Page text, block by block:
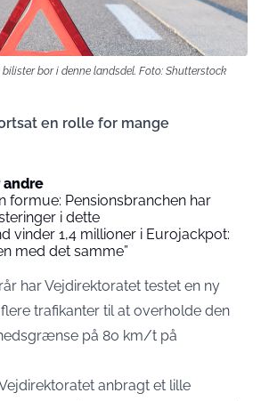
bor i denne landsdel. Foto: Shutterstock
en rolle for mange
formue: Pensionsbranchen har
i dette
vinder 1,4 millioner i Eurojackpot:
med det samme”
har Vejdirektoratet testet en ny
trafikanter til at overholde den
på 80 km/t på
anbragt et lille